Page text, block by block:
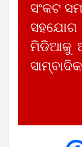
ସଂକଟ
ମିଡିଆକୁ